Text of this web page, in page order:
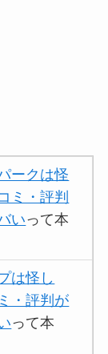
ークは怪
ミ・評判
いって本
は怪し
・評判が
って本